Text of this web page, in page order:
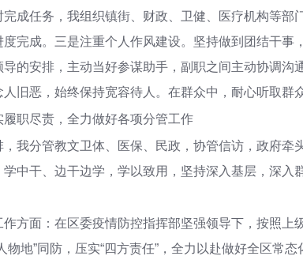
成任务，我组织镇街、财政、卫健、医疗机构等
完成。三是注重个人作风建设。坚持做到团结干
的安排，主动当好参谋助手，副职之间主动协调
旧恶，始终保持宽容待人。在群众中，耐心听取群
职尽责，全力做好各项分管工作
我分管教文卫体、医保、民政，协管信访，政府
中干、边干边学，学以致用，坚持深入基层，深
方面：在区委疫情防控指挥部坚强领导下，按照
物地”同防，压实“四方责任”，全力以赴做好全区